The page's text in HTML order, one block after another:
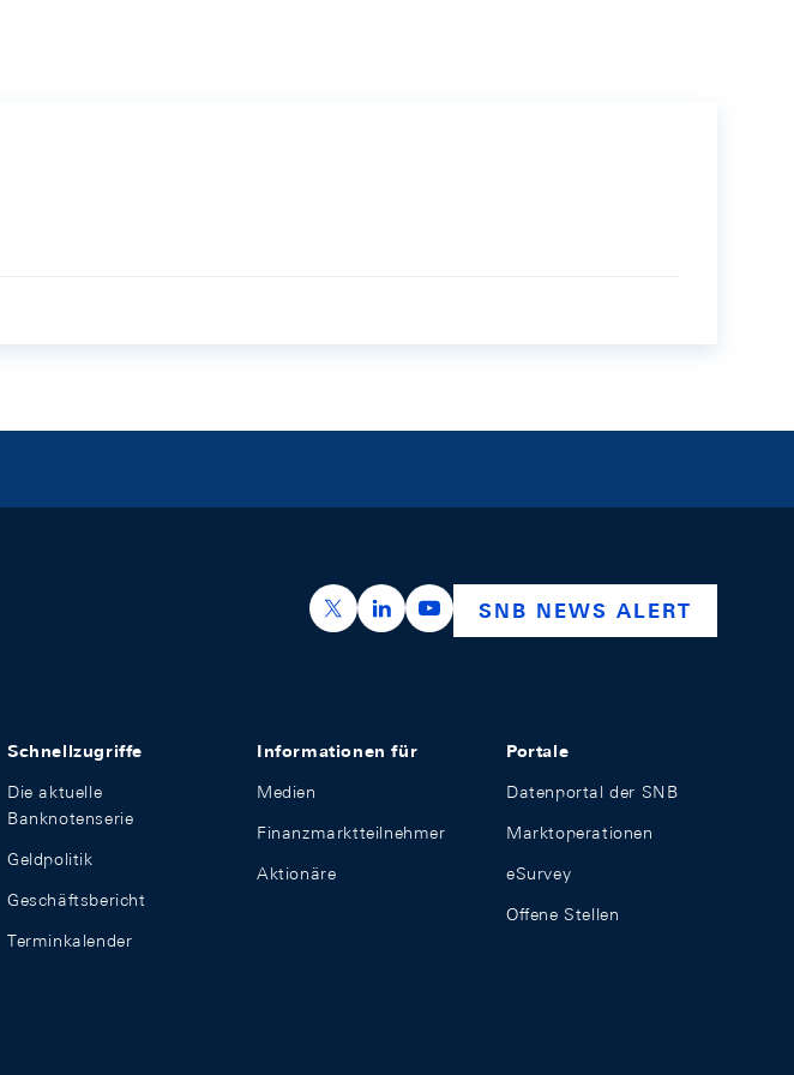
https://x.com/snb_bns
https://ch.linkedin.com/company/swiss-
https://www.youtube.com/
SNB NEWS ALERT
Schnellzugriffe
Die aktuelle
Banknotenserie
Geldpolitik
Geschäftsbericht
Terminkalender
Informationen für
Medien
Finanzmarktteilnehmer
Aktionäre
Portale
Datenportal der SNB
Marktoperationen
eSurvey
Offene Stellen